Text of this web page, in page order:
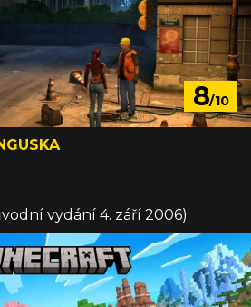
8/10
vydání 4. září 2006)